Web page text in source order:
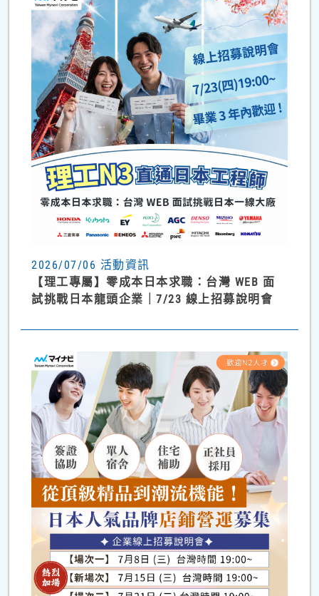
2026/07/06 活動資訊
【理工專屬】零成本日本求職：台灣 WEB 面
試挑戰日本龍頭企業｜7/23 線上招募說明會